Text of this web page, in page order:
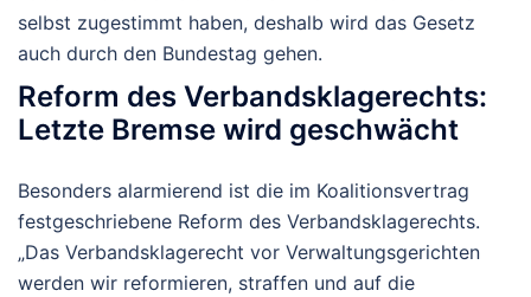
selbst zugestimmt haben, deshalb wird das Gesetz
auch durch den Bundestag gehen.
Reform des Verbandsklagerechts:
Letzte Bremse wird geschwächt
Besonders alarmierend ist die im Koalitionsvertrag
festgeschriebene Reform des Verbandsklagerechts.
„Das Verbandsklagerecht vor Verwaltungsgerichten
werden wir reformieren, straffen und auf die